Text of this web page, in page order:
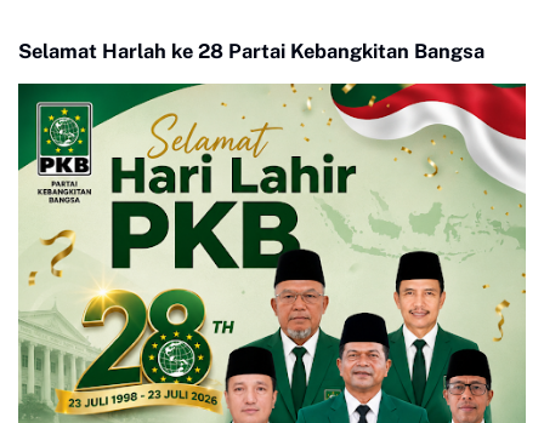
Selamat Harlah ke 28 Partai Kebangkitan Bangsa